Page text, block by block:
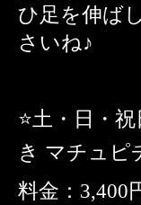
ひ足を伸ば
さいね♪
⭐️土・日・
き マチュピ
料金：3,400